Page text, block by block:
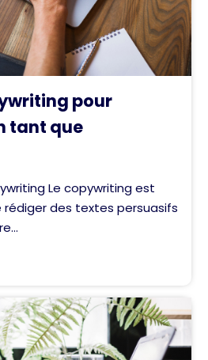
pour
tant que
Le copywriting est
rédiger des textes persuasifs